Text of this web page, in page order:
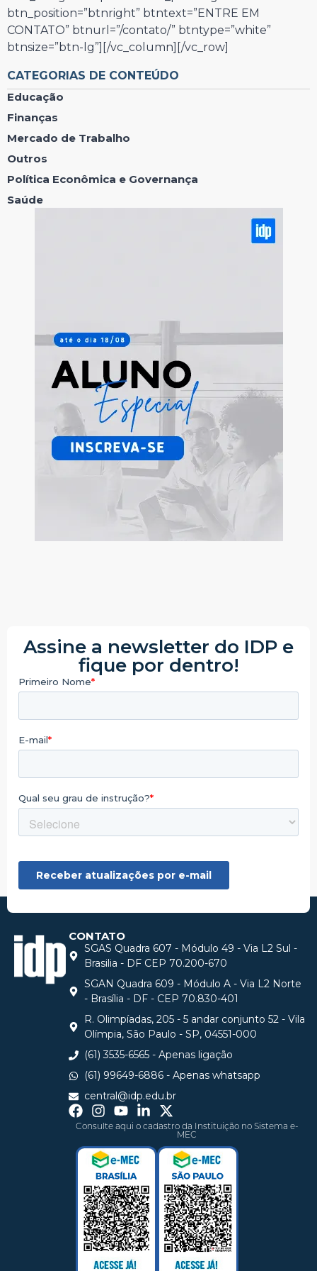
btn_position=”btnright” btntext=”ENTRE EM
CONTATO” btnurl=”/contato/” btntype=”white”
btnsize=”btn-lg”][/vc_column][/vc_row]
CATEGORIAS DE CONTEÚDO
Educação
Finanças
Mercado de Trabalho
Outros
Política Econômica e Governança
Saúde
Assine a newsletter do IDP e
fique por dentro!
CONTATO
SGAS Quadra 607 - Módulo 49 - Via L2 Sul -
Brasilia - DF CEP 70.200-670
SGAN Quadra 609 - Módulo A - Via L2 Norte
- Brasília - DF - CEP 70.830-401
R. Olimpíadas, 205 - 5 andar conjunto 52 - Vila
Olímpia, São Paulo - SP, 04551-000
(61) 3535-6565 - Apenas ligação
(61) 99649-6886 - Apenas whatsapp
central@idp.edu.br
Consulte aqui o cadastro da Instituição no Sistema e-
MEC